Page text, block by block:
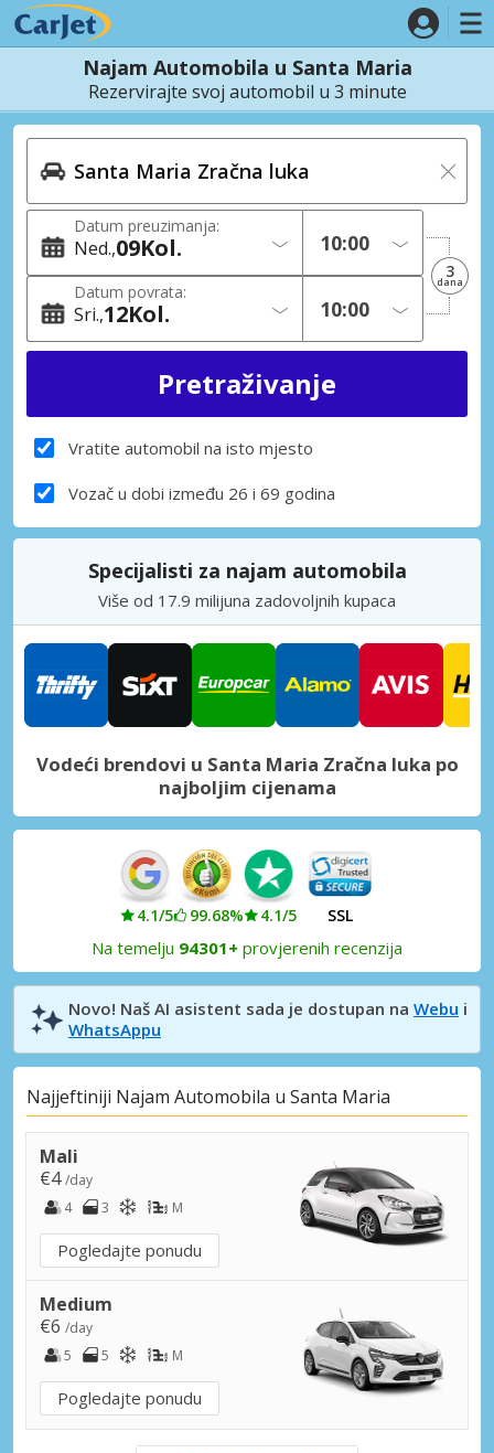
Najam Automobila u Santa Maria
Rezervirajte svoj automobil u 3 minute
Datum preuzimanja:
Ned. 09Kol.
Datum povrata:
Sri. 12Kol.
3
dana
Vratite automobil na isto mjesto
Vozač u dobi između 26 i 69 godina
Specijalisti za najam automobila
Više od 17.9 milijuna zadovoljnih kupaca
Vodeći brendovi u Santa Maria Zračna luka po
najboljim cijenama
4.1/5 99.68% 4.1/5 SSL
Na temelju 94301+ provjerenih recenzija
Novo! Naš AI asistent sada je dostupan na Webu i
WhatsAppu
Najjeftiniji Najam Automobila u Santa Maria
Mali
€4/day
4
3 M
Pogledajte ponudu
Medium
€6 /day
5
5 M
Pogledajte ponudu